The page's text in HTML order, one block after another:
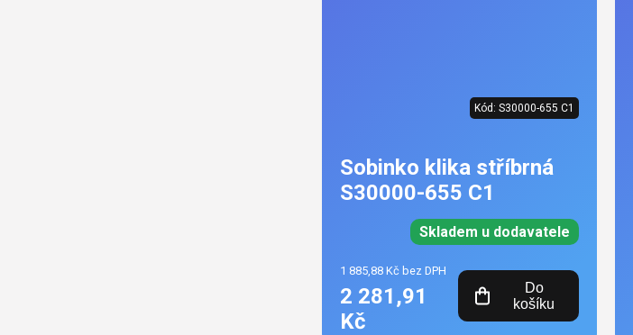
Kód: S30000-655 C1
Sobinko klika stříbrná
S30000-655 C1
Skladem u dodavatele
1 885,88 Kč bez DPH
2 281,91
Kč
Do
košíku